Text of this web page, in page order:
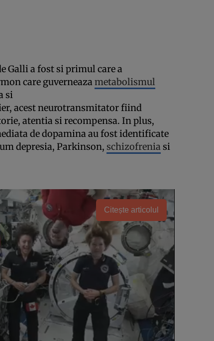
Galli a fost si primul care a
care guverneazametabolismul
si
acest neurotransmitator fiind
atentia si recompensa. In plus,
de dopamina au fost identificate
depresia, Parkinson, schizofrenia si
Citește articolul